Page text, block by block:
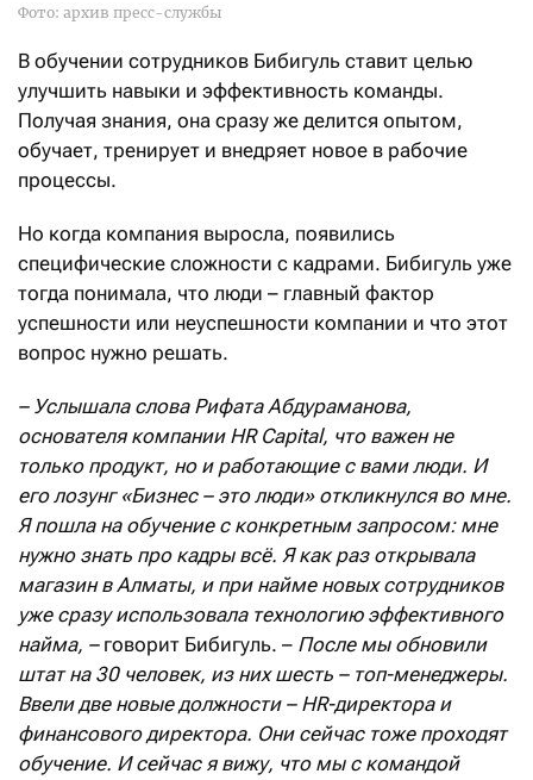
Фото: архив пресс-службы
В обучении сотрудников Бибигуль ставит целью
улучшить навыки и эффективность команды.
Получая знания, она сразу же делится опытом,
обучает, тренирует и внедряет новое в рабочие
процессы.
Но когда компания выросла, появились
специфические сложности с кадрами. Бибигуль уже
тогда понимала, что люди – главный фактор
успешности или неуспешности компании и что этот
вопрос нужно решать.
– Услышала слова Рифата Абдураманова,
основателя компании HR Capital, что важен не
только продукт, но и работающие с вами люди. И
его лозунг «Бизнес – это люди» откликнулся во мне.
Я пошла на обучение с конкретным запросом: мне
нужно знать про кадры всё. Я как раз открывала
магазин в Алматы, и при найме новых сотрудников
уже сразу использовала технологию эффективного
найма, – говорит Бибигуль. – После мы обновили
штат на 30 человек, из нихшесть – топ-менеджеры.
Ввели две новые должности – HR-директора и
финансового директора. Они сейчас тоже проходят
обучение. И сейчас я вижу, что мы с командой